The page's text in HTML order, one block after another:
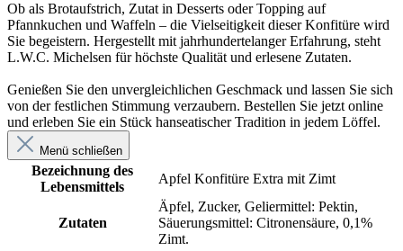
Ob als Brotaufstrich, Zutat in Desserts oder Topping auf
Pfannkuchen und Waffeln – die Vielseitigkeit dieser Konfitüre wird
Sie begeistern. Hergestellt mit jahrhundertelanger Erfahrung, steht
L.W.C. Michelsen für höchste Qualität und erlesene Zutaten.
Genießen Sie den unvergleichlichen Geschmack und lassen Sie sich
von der festlichen Stimmung verzaubern. Bestellen Sie jetzt online
und erleben Sie ein Stück hanseatischer Tradition in jedem Löffel.
Menü schließen
Bezeichnung des
Lebensmittels
Apfel Konfitüre Extra mit Zimt
Zutaten
Äpfel, Zucker, Geliermittel: Pektin,
Säuerungsmittel: Citronensäure, 0,1%
Zimt.